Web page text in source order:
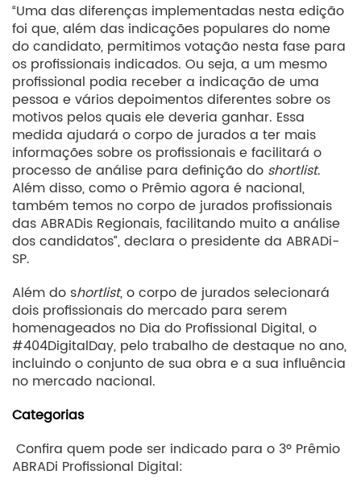
“Uma das diferenças implementadas nesta edição
foi que, além das indicações populares do nome
do candidato, permitimos votação nesta fase para
os profissionais indicados. Ou seja, a um mesmo
profissional podia receber a indicação de uma
pessoa e vários depoimentos diferentes sobre os
motivos pelos quais ele deveria ganhar. Essa
medida ajudará o corpo de jurados a ter mais
informações sobre os profissionais e facilitará o
processo de análise para definição do shortlist.
Além disso, como o Prêmio agora é nacional,
também temos no corpo de jurados profissionais
das ABRADis Regionais, facilitando muito a análise
dos candidatos”, declara o presidente da ABRADi-
SP.
Além do shortlist, o corpo de jurados selecionará
dois profissionais do mercado para serem
homenageados no Dia do Profissional Digital, o
#404DigitalDay, pelo trabalho de destaque no ano,
incluindo o conjunto de sua obra e a sua influência
no mercado nacional.
Categorias
Confira quem pode ser indicado para o 3º Prêmio
ABRADi Profissional Digital: